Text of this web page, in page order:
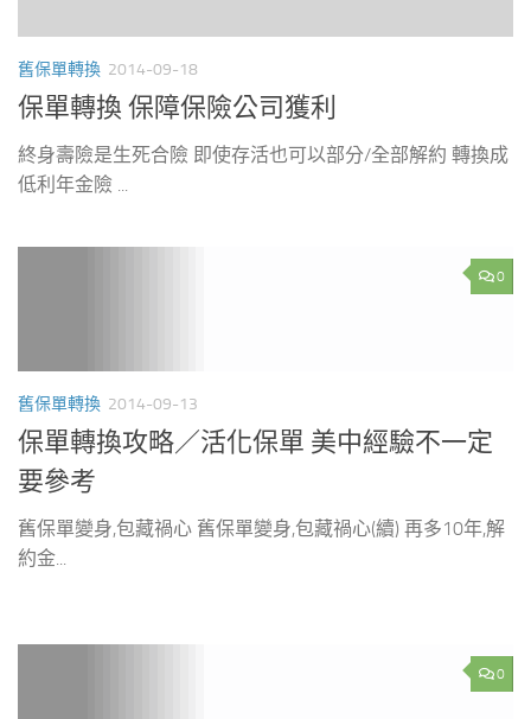
舊保單轉換 2014-09-18
保單轉換 保障保險公司獲利
終身壽險是生死合險 即使存活也可以部分/全部解約 轉換成
低利年金險 ...
0
舊保單轉換 2014-09-13
保單轉換攻略／活化保單 美中經驗不一定
要參考
舊保單變身,包藏禍心 舊保單變身,包藏禍心(續) 再多10年,解
約金...
0